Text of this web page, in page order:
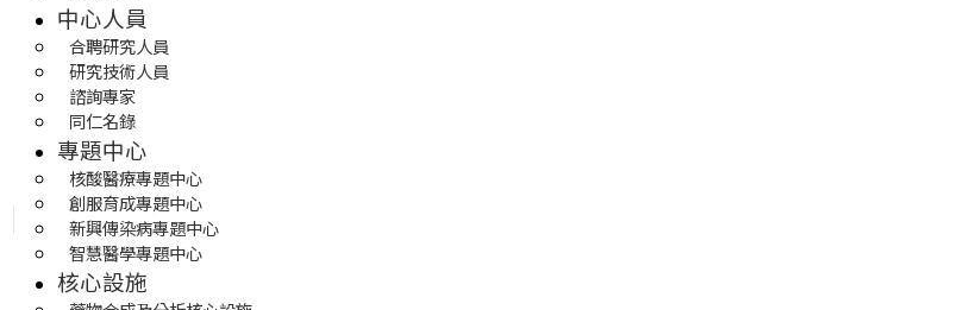
中心人員
合聘研究人員
研究技術人員
諮詢專家
同仁名錄
專題中心
核酸醫療專題中心
創服育成專題中心
新興傳染病專題中心
智慧醫學專題中心
核心設施